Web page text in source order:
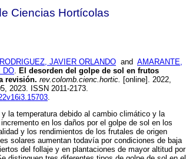
Ciencias Hortícolas
JAVIER ORLANDO and AMARANTE,
DO. El desorden del golpe de sol en frutos
revisión. rev.colomb.cienc.hortic. [online]. 2022,
2023. ISSN 2011-2173.
.
la temperatura debido al cambio climático y la
en los daños por el golpe de sol en los
y los rendimientos de los frutales de origen
solares aumentan todavía por condiciones de baja
del follaje y en plantaciones de mayor altitud por